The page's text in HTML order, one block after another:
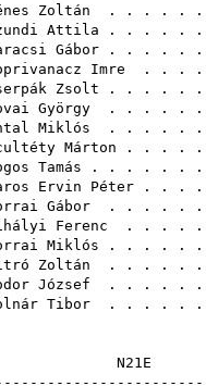
Zoltán . . . . .
Attila . . . . .
Gábor . . . . .
Imre . . .
Zsolt . . . . .
György . . . . .
Miklós . . . . .
Márton . . . .
Tamás . . . . . .
Ervin Péter . . .
Gábor . . . . .
Ferenc . . . .
Miklós . . . . .
Zoltán . . . . .
József . . . . .
Tibor . . . . .